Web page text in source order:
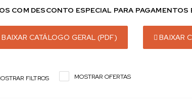
COM DESCONTO ESPECIAL PARA
BAIXAR CATÁLOGO GERAL (PDF) BAIXAR
FILTROS MOSTRAR OFERTAS